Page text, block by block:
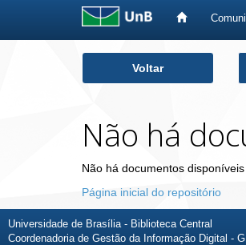
Voltar
Não há
Não há documentos
Página inicial do repositório
Universidade de Brasília - Biblioteca Central
Coordenadoria de Gestão da Informação Digital -